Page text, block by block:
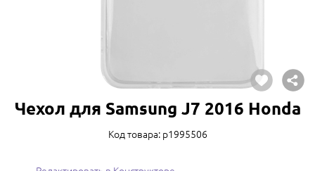
Чехол для Samsung J7 2016 Honda
Код товара: p1995506